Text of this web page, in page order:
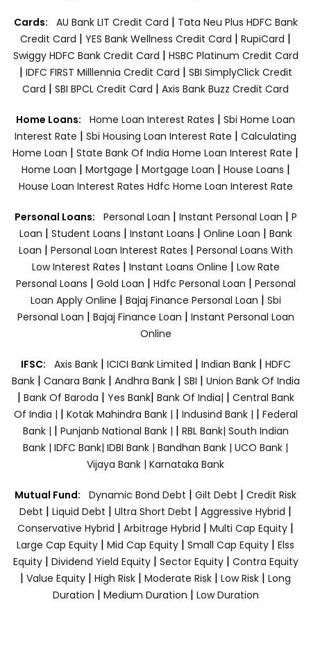
Cards: AU Bank LIT Credit Card | Tata Neu Plus HDFC Bank
Credit Card | YES Bank Wellness Credit Card | RupiCard |
Swiggy HDFC Bank Credit Card | HSBC Platinum Credit Card
| IDFC FIRST Milllennia Credit Card | SBI SimplyClick Credit
Card | SBI BPCL Credit Card | Axis Bank Buzz Credit Card
Home Loans: Home Loan Interest Rates | Sbi Home Loan
Interest Rate | Sbi Housing Loan Interest Rate | Calculating
Home Loan | State Bank Of India Home Loan Interest Rate |
Home Loan | Mortgage | Mortgage Loan | House Loans |
House Loan Interest Rates Hdfc Home Loan Interest Rate
Personal Loans: Personal Loan | Instant Personal Loan | P
Loan | Student Loans | Instant Loans | Online Loan | Bank
Loan | Personal Loan Interest Rates | Personal Loans With
Low Interest Rates | Instant Loans Online | Low Rate
Personal Loans | Gold Loan | Hdfc Personal Loan | Personal
Loan Apply Online | Bajaj Finance Personal Loan | Sbi
Personal Loan | Bajaj Finance Loan | Instant Personal Loan
Online
IFSC: Axis Bank | ICICI Bank Limited | Indian Bank | HDFC
Bank| Canara Bank | Andhra Bank| SBI | Union Bank Of India
| Bank Of Baroda | Yes Bank| Bank Of India| | Central Bank
Of India | | Kotak Mahindra Bank | | Indusind Bank | | Federal
Bank | | Punjanb National Bank | | RBL Bank| South Indian
Bank | IDFC Bank| IDBI Bank | Bandhan Bank | UCO Bank |
Vijaya Bank | Karnataka Bank
Mutual Fund: Dynamic Bond Debt | Gilt Debt | Credit Risk
Debt | Liquid Debt | Ultra Short Debt | Aggressive Hybrid |
Conservative Hybrid | Arbitrage Hybrid | Multi Cap Equity |
Large Cap Equity | Mid Cap Equity | Small Cap Equity | Elss
Equity| Dividend Yield Equity| Sector Equity | Contra Equity
| Value Equity | High Risk | Moderate Risk | Low Risk | Long
Duration | Medium Duration | Low Duration